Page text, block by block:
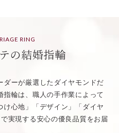
RING
の結婚指輪
ダーが厳選したダイヤモンドだ
指輪は、職人の手作業によって
け心地」「デザイン」「ダイヤ
実現する安心の優良品質をお届